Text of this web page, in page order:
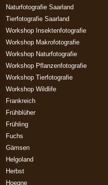
Naturfotografie Saarland
Tierfotografie Saarland
Workshop Insektenfotografie
Workshop Makrofotografie
Workshop Naturfotografie
Workshop Pflanzenfotografie
Workshop Tierfotografie
Workshop Wildlife
Frankreich
Frühblüher
Frühling
Fuchs
Gämsen
Helgoland
Herbst
Hoegne